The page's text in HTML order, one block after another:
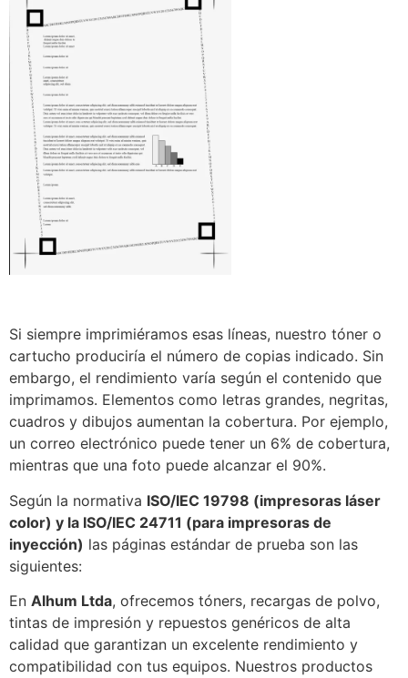
Si siempre imprimiéramos esas líneas, nuestro tóner o
cartucho produciría el número de copias indicado. Sin
embargo, el rendimiento varía según el contenido que
imprimamos. Elementos como letras grandes, negritas,
cuadros y dibujos aumentan la cobertura. Por ejemplo,
un correo electrónico puede tener un 6% de cobertura,
mientras que una foto puede alcanzar el 90%.
Según la normativa ISO/IEC 19798 (impresoras láser
color) y la ISO/IEC 24711 (para impresoras de
inyección) las páginas estándar de prueba son las
siguientes:
En Alhum Ltda, ofrecemos tóners, recargas de polvo,
tintas de impresión y repuestos genéricos de alta
calidad que garantizan un excelente rendimiento y
compatibilidad con tus equipos. Nuestros productos